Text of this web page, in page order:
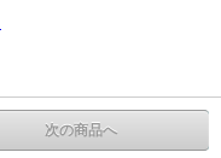
次の商品へ